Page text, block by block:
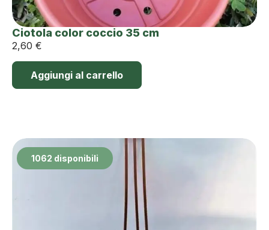
Ciotola color coccio 35 cm
2,60 €
Aggiungi al carrello
1062 disponibili